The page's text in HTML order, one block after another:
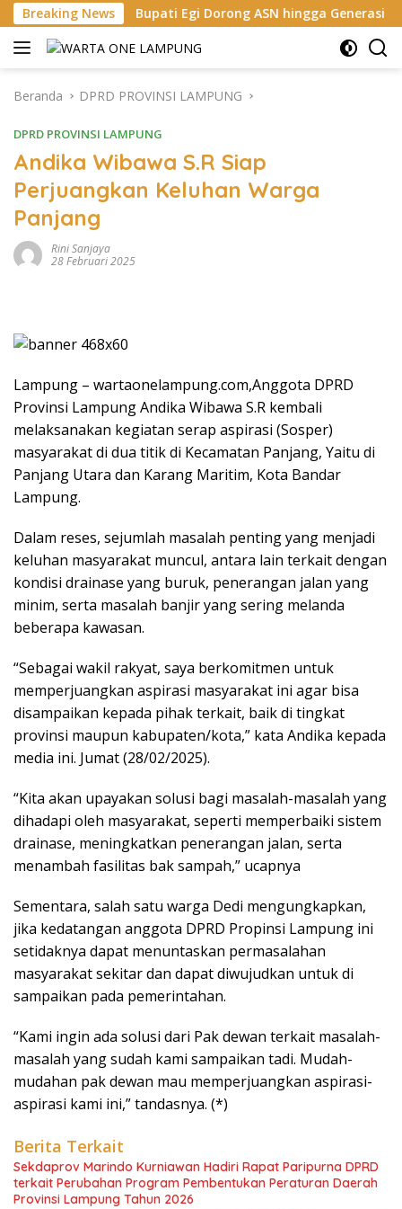
Langsung
ke
konten
Breaking News
Bupati Egi Dorong ASN hingga Generasi Muda Kuasai AI,
Beranda DPRD PROVINSI LAMPUNG
DPRD PROVINSI LAMPUNG
Andika Wibawa S.R Siap
Perjuangkan Keluhan Warga
Panjang
Rini Sanjaya
28 Februari 2025
Lampung – wartaonelampung.com,Anggota DPRD
Provinsi Lampung Andika Wibawa S.R kembali
melaksanakan kegiatan serap aspirasi (Sosper)
masyarakat di dua titik di Kecamatan Panjang, Yaitu di
Panjang Utara dan Karang Maritim, Kota Bandar
Lampung.
Dalam reses, sejumlah masalah penting yang menjadi
keluhan masyarakat muncul, antara lain terkait dengan
kondisi drainase yang buruk, penerangan jalan yang
minim, serta masalah banjir yang sering melanda
beberapa kawasan.
“Sebagai wakil rakyat, saya berkomitmen untuk
memperjuangkan aspirasi masyarakat ini agar bisa
disampaikan kepada pihak terkait, baik di tingkat
provinsi maupun kabupaten/kota,” kata Andika kepada
media ini. Jumat (28/02/2025).
“Kita akan upayakan solusi bagi masalah-masalah yang
dihadapi oleh masyarakat, seperti memperbaiki sistem
drainase, meningkatkan penerangan jalan, serta
menambah fasilitas bak sampah,” ucapnya
Sementara, salah satu warga Dedi mengungkapkan,
jika kedatangan anggota DPRD Propinsi Lampung ini
setidaknya dapat menuntaskan permasalahan
masyarakat sekitar dan dapat diwujudkan untuk di
sampaikan pada pemerintahan.
“Kami ingin ada solusi dari Pak dewan terkait masalah-
masalah yang sudah kami sampaikan tadi. Mudah-
mudahan pak dewan mau memperjuangkan aspirasi-
aspirasi kami ini,” tandasnya. (*)
Berita Terkait
Sekdaprov Marindo Kurniawan Hadiri Rapat Paripurna DPRD
terkait Perubahan Program Pembentukan Peraturan Daerah
Provinsi Lampung Tahun 2026